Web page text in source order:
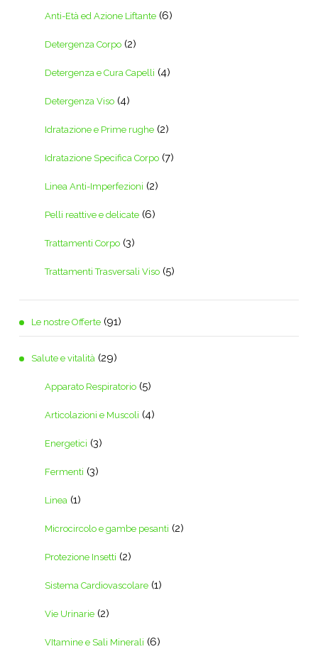
Anti-Età ed Azione Liftante (6)
Detergenza Corpo (2)
Detergenza e Cura Capelli (4)
Detergenza Viso (4)
Idratazione e Prime rughe (2)
Idratazione Specifica Corpo (7)
Linea Anti-Imperfezioni (2)
Pelli reattive e delicate (6)
Trattamenti Corpo (3)
Trattamenti Trasversali Viso (5)
Le nostre Offerte (91)
Salute e vitalità (29)
Apparato Respiratorio (5)
Articolazioni e Muscoli (4)
Energetici (3)
Fermenti (3)
Linea (1)
Microcircolo e gambe pesanti (2)
Protezione Insetti (2)
Sistema Cardiovascolare (1)
Vie Urinarie (2)
VItamine e Sali Minerali (6)